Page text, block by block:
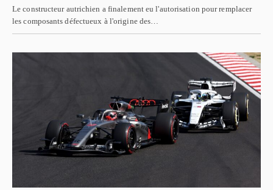
Le constructeur autrichien a finalement eu l'autorisation pour remplacer
les composants défectueux à l'origine des…